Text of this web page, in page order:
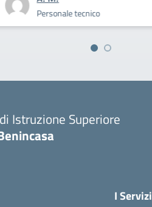
Istruzione Superiore
I Servizi